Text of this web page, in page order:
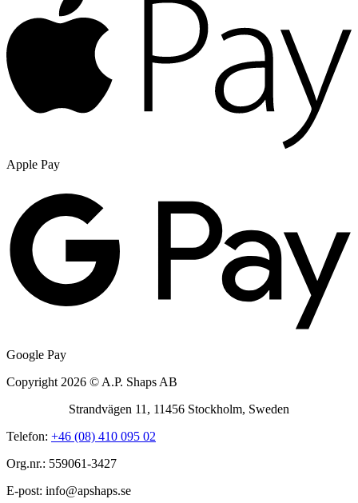
Apple Pay
Google Pay
Copyright 2026 © A.P. Shaps AB
Strandvägen 11, 11456 Stockholm, Sweden
Telefon: +46 (08) 410 095 02
Org.nr.: 559061-3427
E-post:
es.spahspa
@ofni